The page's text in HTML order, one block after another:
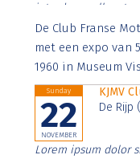
interdum nulla, ut
Aenean faucibus
imperdiet. Nunc ut
De Club Franse
met een expo van
1960 in Museum
Sunday
22
NOVEMBER
KJMV
De Rijp
Lorem ipsum dolor